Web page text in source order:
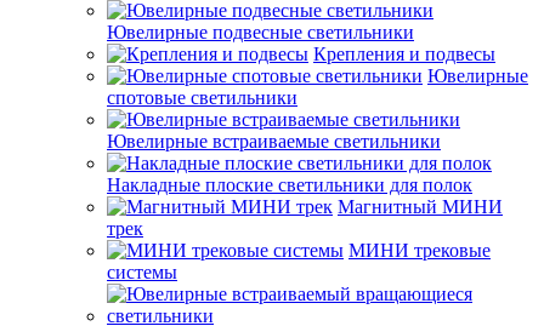
Ювелирные подвесные светильники
Крепления и подвесы
Ювелирные
спотовые светильники
Ювелирные встраиваемые светильники
Накладные плоские светильники для полок
Магнитный МИНИ
трек
МИНИ трековые
системы